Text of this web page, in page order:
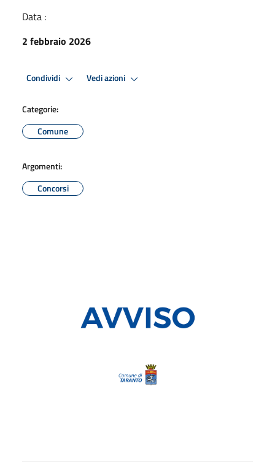
Data :
2 febbraio 2026
Condividi Vedi azioni
Categorie:
Comune
Argomenti:
Concorsi